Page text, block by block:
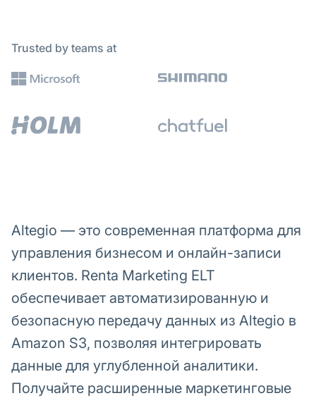
Trusted by teams at
Altegio — это современная платформа для
управления бизнесом и онлайн-записи
клиентов. Renta Marketing ELT
обеспечивает автоматизированную и
безопасную передачу данных из Altegio в
Amazon S3, позволяя интегрировать
данные для углубленной аналитики.
Получайте расширенные маркетинговые